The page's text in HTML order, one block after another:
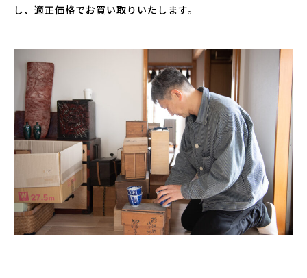
し、適正価格でお買い取りいたします。